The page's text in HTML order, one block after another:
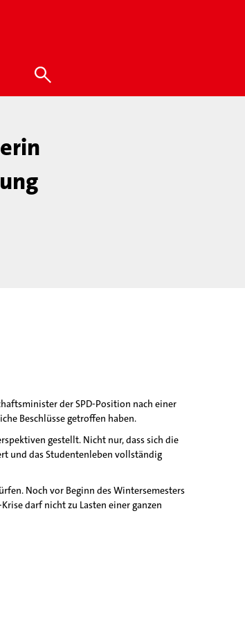
der SPD-Position nach einer
Beschlüsse getroffen haben.
gestellt. Nicht nur, dass sich die
und das Studentenleben vollständig
Noch vor Beginn des Wintersemesters
darf nicht zu Lasten einer ganzen